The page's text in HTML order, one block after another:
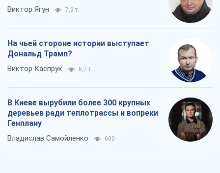
Виктор Ягун 7,9 т.
На чьей стороне истории выступает
Дональд Трамп?
Виктор Каспрук 6,7 т.
В Киеве вырубили более 300 крупных
деревьев ради теплотрассы и вопреки
Генплану
Владислав Самойленко 600